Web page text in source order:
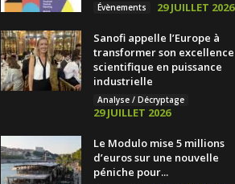
Évènements 29 JUILLET 2026
Sanofi appelle l’Europe à
transformer son excellence
scientifique en puissance
industrielle
Analyse / Décryptage
29 JUILLET 2026
Le Modulo mise 5 millions
d’euros sur une nouvelle
péniche pour...